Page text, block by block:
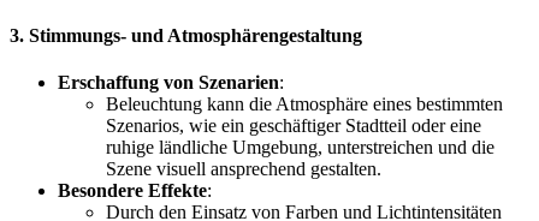
3. Stimmungs- und Atmosphärengestaltung
Erschaffung von Szenarien:
Beleuchtung kann die Atmosphäre eines bestimmten
Szenarios, wie ein geschäftiger Stadtteil oder eine
ruhige ländliche Umgebung, unterstreichen und die
Szene visuell ansprechend gestalten.
Besondere Effekte:
Durch den Einsatz von Farben und Lichtintensitäten